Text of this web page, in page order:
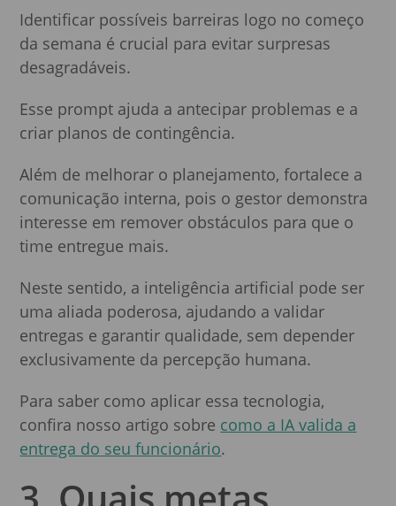
Identificar possíveis barreiras logo no começo
da semana é crucial para evitar surpresas
desagradáveis.
Esse prompt ajuda a antecipar problemas e a
criar planos de contingência.
Além de melhorar o planejamento, fortalece a
comunicação interna, pois o gestor demonstra
interesse em remover obstáculos para que o
time entregue mais.
Neste sentido, a inteligência artificial pode ser
uma aliada poderosa, ajudando a validar
entregas e garantir qualidade, sem depender
exclusivamente da percepção humana.
Para saber como aplicar essa tecnologia,
confira nosso artigo sobre como a IA valida a
entrega do seu funcionário.